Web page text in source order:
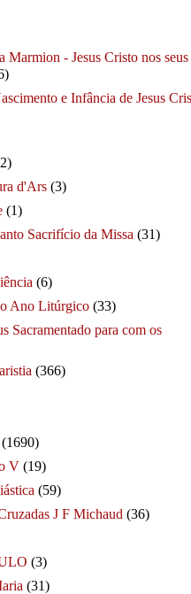
Marmion - Jesus Cristo nos seus
e Infância de Jesus
d'Ars (3)
(1)
Sacrifício da Missa (31)
(6)
Ano Litúrgico (33)
Sacramentado para com os
(366)
(1690)
V (19)
(59)
J F Michaud (36)
(3)
(31)